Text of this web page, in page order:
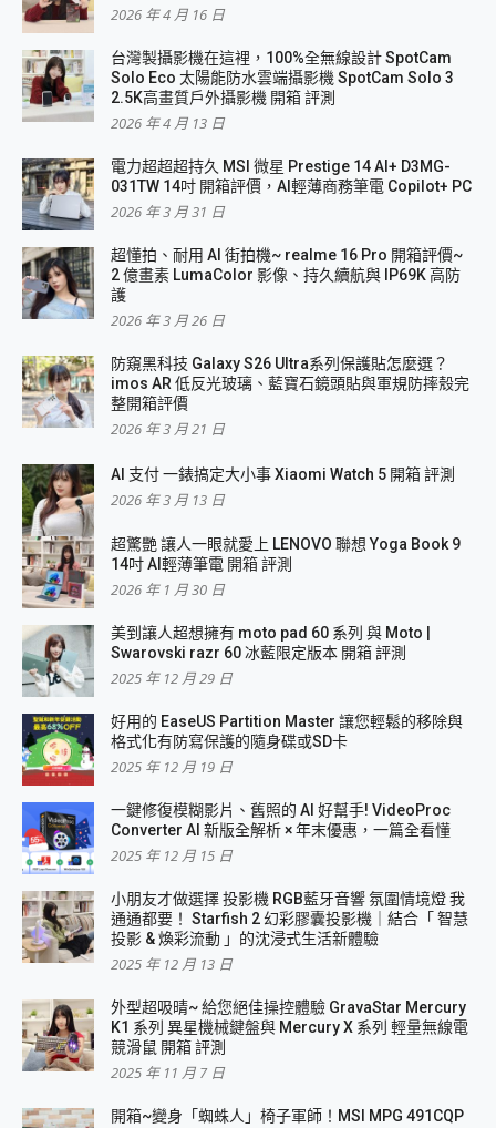
2026 年 4 月 16 日
台灣製攝影機在這裡，100%全無線設計 SpotCam
Solo Eco 太陽能防水雲端攝影機 SpotCam Solo 3
2.5K高畫質戶外攝影機 開箱 評測
2026 年 4 月 13 日
電力超超超持久 MSI 微星 Prestige 14 AI+ D3MG-
031TW 14吋 開箱評價，AI輕薄商務筆電 Copilot+ PC
2026 年 3 月 31 日
超懂拍、耐用 AI 街拍機~ realme 16 Pro 開箱評價~
2 億畫素 LumaColor 影像、持久續航與 IP69K 高防
護
2026 年 3 月 26 日
防窺黑科技 Galaxy S26 Ultra系列保護貼怎麼選？
imos AR 低反光玻璃、藍寶石鏡頭貼與軍規防摔殼完
整開箱評價
2026 年 3 月 21 日
AI 支付 一錶搞定大小事 Xiaomi Watch 5 開箱 評測
2026 年 3 月 13 日
超驚艷 讓人一眼就愛上 LENOVO 聯想 Yoga Book 9
14吋 AI輕薄筆電 開箱 評測
2026 年 1 月 30 日
美到讓人超想擁有 moto pad 60 系列 與 Moto |
Swarovski razr 60 冰藍限定版本 開箱 評測
2025 年 12 月 29 日
好用的 EaseUS Partition Master 讓您輕鬆的移除與
格式化有防寫保護的隨身碟或SD卡
2025 年 12 月 19 日
一鍵修復模糊影片、舊照的 AI 好幫手! VideoProc
Converter AI 新版全解析 × 年末優惠，一篇全看懂
2025 年 12 月 15 日
小朋友才做選擇 投影機 RGB藍牙音響 氛圍情境燈 我
通通都要！ Starfish 2 幻彩膠囊投影機｜結合「 智慧
投影 & 煥彩流動 」的沈浸式生活新體驗
2025 年 12 月 13 日
外型超吸晴~ 給您絕佳操控體驗 GravaStar Mercury
K1 系列 異星機械鍵盤與 Mercury X 系列 輕量無線電
競滑鼠 開箱 評測
2025 年 11 月 7 日
開箱~變身「蜘蛛人」椅子軍師！MSI MPG 491CQP